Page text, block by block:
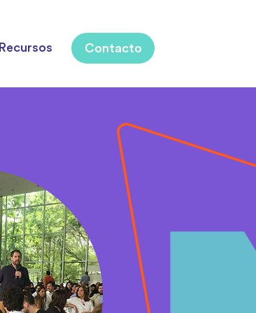
Recursos Contacto